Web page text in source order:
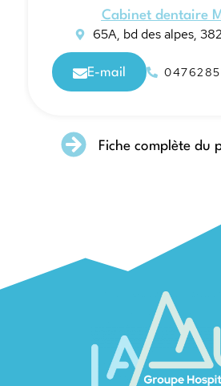
Cabinet dentaire
65A, bd des alpes,
E-mail
Fiche complète du